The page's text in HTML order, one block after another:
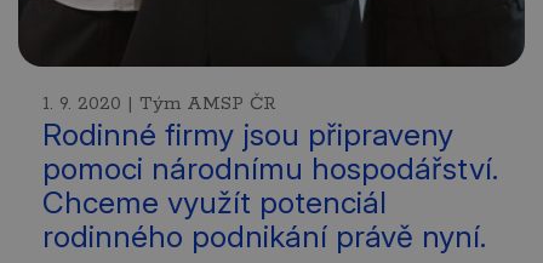
1. 9. 2020 | Tým AMSP ČR
Rodinné firmy jsou připraveny
pomoci národnímu hospodářství.
Chceme využít potenciál
rodinného podnikání právě nyní.